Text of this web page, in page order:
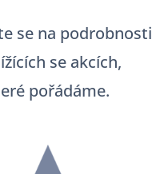
se na podrobnosti
se akcích,
pořádáme.